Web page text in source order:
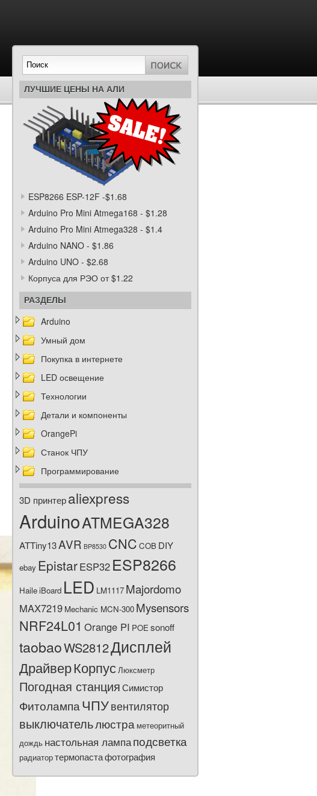
ЛУЧШИЕ ЦЕНЫ НА АЛИ
ESP8266 ESP-12F -$1.68
Arduino Pro Mini Atmega168 - $1.28
Arduino Pro Mini Atmega328 - $1.4
Arduino NANO - $1.86
Arduino UNO - $2.68
Корпуса для РЭО от $1.22
РАЗДЕЛЫ
Arduino
Умный дом
Покупка в интернете
LED освещение
Технологии
Детали и компоненты
OrangePi
Станок ЧПУ
Программирование
3D принтерaliexpress
ArduinoATMEGA328
ATTiny13AVR BP8530 CNC COB DIY
ebay EpistarESP32 ESP8266
HaileiBoard LED LM1117 Majordomo
MAX7219 Mechanic MCN-300 Mysensors
NRF24L01 Orange PI POEsonoff
taobaoWS2812Дисплей
ДрайверКорпусЛюксметр
Погодная станцияСимистор
ФитолампаЧПУвентилятор
выключательлюстра метеоритный
дождь настольная лампаподсветка
радиатортермопастафотография